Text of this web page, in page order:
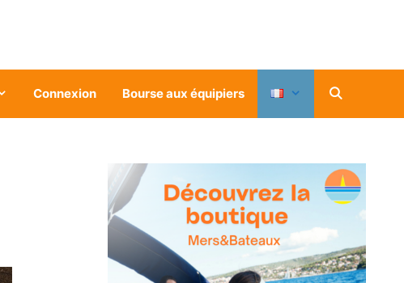
Connexion Bourse aux équipiers